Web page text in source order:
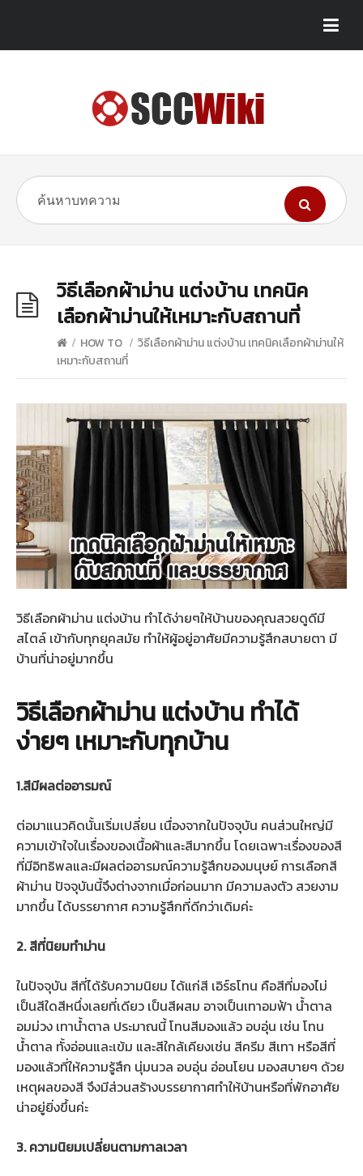
วิธีเลือกผ้าม่าน แต่งบ้าน เทคนิค
เลือกผ้าม่านให้เหมาะกับสถานที่
/ HOW TO / วิธีเลือกผ้าม่าน แต่งบ้าน เทคนิคเลือกผ้าม่านให้
เหมาะกับสถานที่
วิธีเลือกผ้าม่าน แต่งบ้าน ทำได้ง่ายๆให้บ้านของคุณสวยดูดีมี
สไตล์ เข้ากับทุกยุคสมัย ทำให้ผู้อยู่อาศัยมีความรู้สึกสบายตา มี
บ้านที่น่าอยู่มากขึ้น
วิธีเลือกผ้าม่าน แต่งบ้าน ทำได้
ง่ายๆ เหมาะกับทุกบ้าน
1.สีมีผลต่ออารมณ์
ต่อมาแนวคิดนั้นเริ่มเปลี่ยน เนื่องจากในปัจจุบัน คนส่วนใหญ่มี
ความเข้าใจในเรื่องของเนื้อผ้าและสีมากขึ้น โดยเฉพาะเรื่องของสี
ที่มีอิทธิพลและมีผลต่ออารมณ์ความรู้สึกของมนุษย์ การเลือกสี
ผ้าม่าน ปัจจุบันนี้จึงต่างจากเมื่อก่อนมาก มีความลงตัว สวยงาม
มากขึ้น ได้บรรยากาศ ความรู้สึกที่ดีกว่าเดิมค่ะ
2. สีที่นิยมทำม่าน
ในปัจจุบัน สีที่ได้รับความนิยม ได้แก่สี เอิร์ธโทน คือสีที่มองไม่
เป็นสีใดสีหนึ่งเลยที่เดียว เป็นสีผสม อาจเป็นเทาอมฟ้า น้ำตาล
อมม่วง เทาน้ำตาล ประมาณนี้ โทนสีมองแล้ว อบอุ่น เช่น โทน
น้ำตาล ทั้งอ่อนและเข้ม และสีใกล้เคียงเช่น สีครีม สีเทา หรือสีที่
มองแล้วที่ให้ความรู้สึก นุ่มนวล อบอุ่น อ่อนโยน มองสบายๆ ด้วย
เหตุผลของสี จึงมีส่วนสร้างบรรยากาศทำให้บ้านหรือที่พักอาศัย
น่าอยู่ยิ่งขึ้นค่ะ
3. ความนิยมเปลี่ยนตามกาลเวลา